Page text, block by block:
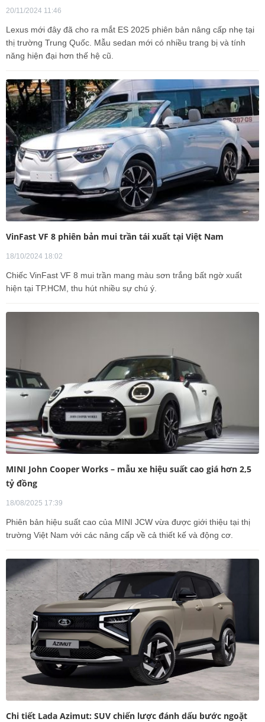
20/11/2024 11:46
Lexus mới đây đã cho ra mắt ES 2025 phiên bản nâng cấp nhẹ tại
thị trường Trung Quốc. Mẫu sedan mới có nhiều trang bị và tính
năng hiện đại hơn thế hệ cũ.
VinFast VF 8 phiên bản mui trần tái xuất tại Việt Nam
18/10/2024 18:02
Chiếc VinFast VF 8 mui trần mang màu sơn trắng bất ngờ xuất
hiện tại TP.HCM, thu hút nhiều sự chú ý.
MINI John Cooper Works – mẫu xe hiệu suất cao giá hơn 2,5
tỷ đồng
18/08/2025 17:39
Phiên bản hiệu suất cao của MINI JCW vừa được giới thiệu tại thị
trường Việt Nam với các nâng cấp về cả thiết kế và động cơ.
Chi tiết Lada Azimut: SUV chiến lược đánh dấu bước ngoặt